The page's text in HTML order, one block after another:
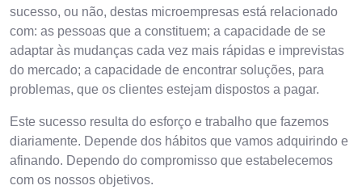
sucesso, ou não, destas microempresas está relacionado
com: as pessoas que a constituem; a capacidade de se
adaptar às mudanças cada vez mais rápidas e imprevistas
do mercado; a capacidade de encontrar soluções, para
problemas, que os clientes estejam dispostos a pagar.
Este sucesso resulta do esforço e trabalho que fazemos
diariamente. Depende dos hábitos que vamos adquirindo e
afinando. Dependo do compromisso que estabelecemos
com os nossos objetivos.